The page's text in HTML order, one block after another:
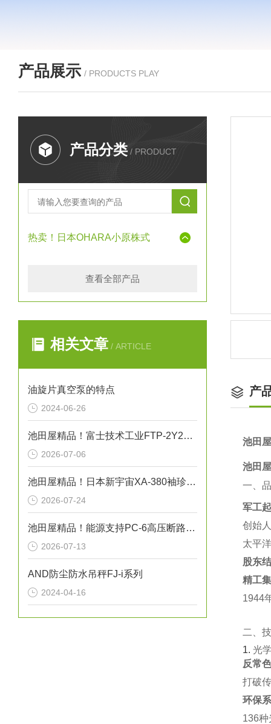
产品展示 / PRODUCTS PLAY
产品分类 / PRODUCT
热卖！日本OHARA小原株式
查看全部产品
相关文章 / ARTICLE
油旋片真空泵的特点
2024-06-26
池田屋精品！富士技术工业FTP-2Y200-208AM-VB齿轮泵技术参数
2026-07-06
池田屋精品！日本新宇宙XA-380袖珍型可燃气体探测器
2026-07-24
池田屋精品！能源支持PC-6高压断路器技术参数
2026-07-13
AND防尘防水吊秤FJ-i系列
2024-04-16
产
池田
池田
一、
军工
创始人‌
太平
股东
精工
1944
二、
1. ‌ 光
反常
打破
环保
136